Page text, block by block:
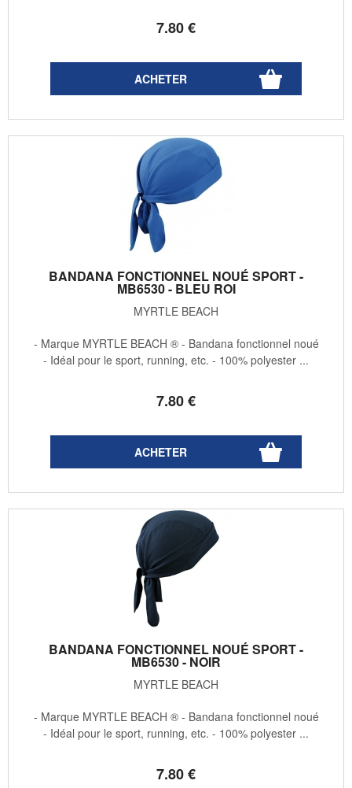
7.80€
BANDANA FONCTIONNEL NOUÉ SPORT -
MB6530 - BLEU ROI
MYRTLE BEACH
7.80€
- Marque MYRTLE BEACH ® - Bandana fonctionnel noué
- Idéal pour le sport, running, etc. - 100% polyester ...
BANDANA FONCTIONNEL NOUÉ SPORT -
MB6530 - NOIR
MYRTLE BEACH
7.80€
- Marque MYRTLE BEACH ® - Bandana fonctionnel noué
- Idéal pour le sport, running, etc. - 100% polyester ...